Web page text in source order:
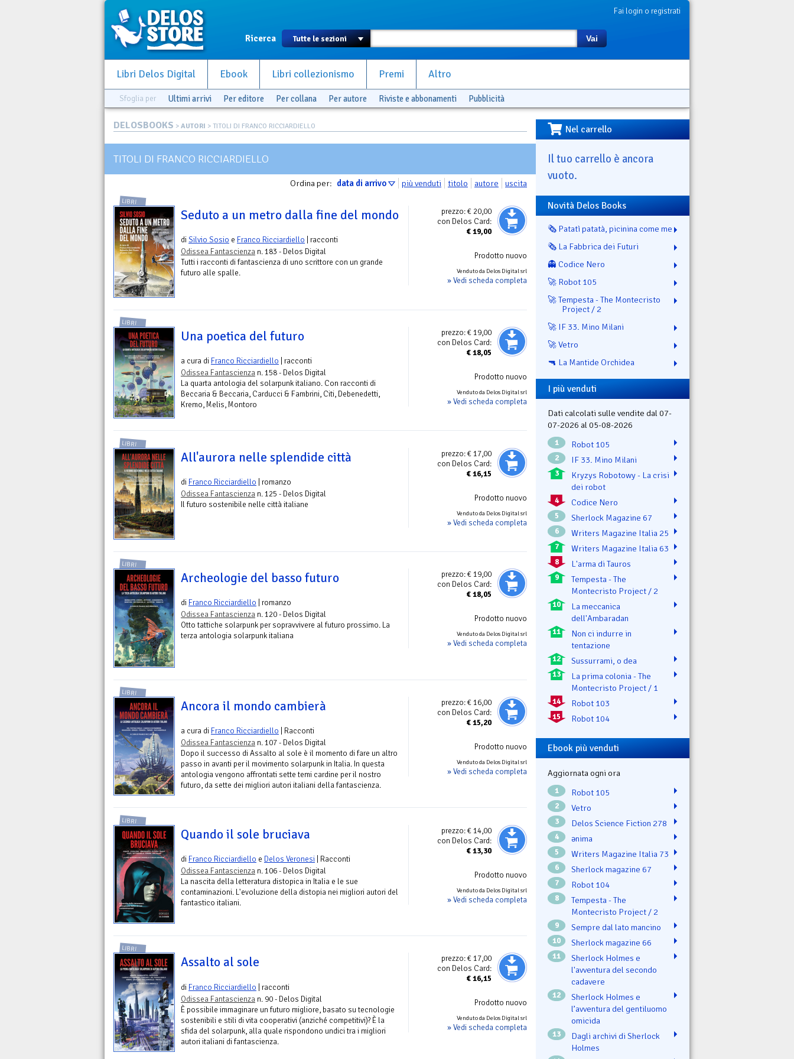
Fai login o registrati
Ricerca Vai
Libri Delos Digital Ebook Libri collezionismo Premi Altro
Sfoglia per Ultimi arrivi Per editore Per collana Per autore Riviste e abbonamenti Pubblicità
DELOSBOOKS > AUTORI > TITOLI DI FRANCO RICCIARDIELLO
TITOLI DI FRANCO RICCIARDIELLO
Ordina per: data di arrivo più venduti titolo autore uscita
prezzo:€ 20,00
con Delos Card:
€19,00
Prodotto nuovo
Venduto da Delos Digital srl
» Vedi scheda completa
LIBRI
Seduto a un metro dalla fine del mondo
diSilvio Sosio e Franco Ricciardiello | racconti
Odissea Fantascienza n. 183 - Delos Digital
Tutti i racconti di fantascienza di uno scrittore con un grande
futuro alle spalle.
prezzo:€ 19,00
con Delos Card:
€18,05
Prodotto nuovo
Venduto da Delos Digital srl
» Vedi scheda completa
LIBRI
Una poetica del futuro
a cura di Franco Ricciardiello | racconti
Odissea Fantascienza n. 158 - Delos Digital
La quarta antologia del solarpunk italiano. Con racconti di
Beccaria & Beccaria, Carducci & Fambrini, Citi, Debenedetti,
Kremo, Melis, Montoro
prezzo:€ 17,00
con Delos Card:
€16,15
Prodotto nuovo
Venduto da Delos Digital srl
» Vedi scheda completa
LIBRI
All'aurora nelle splendide città
di Franco Ricciardiello | romanzo
Odissea Fantascienza n. 125 - Delos Digital
Il futuro sostenibile nelle città italiane
prezzo:€ 19,00
con Delos Card:
€18,05
Prodotto nuovo
Venduto da Delos Digital srl
» Vedi scheda completa
LIBRI
Archeologie del basso futuro
di Franco Ricciardiello | romanzo
Odissea Fantascienza n. 120 - Delos Digital
Otto tattiche solarpunk per sopravvivere al futuro prossimo. La
terza antologia solarpunk italiana
prezzo:€ 16,00
con Delos Card:
€15,20
Prodotto nuovo
Venduto da Delos Digital srl
» Vedi scheda completa
LIBRI
Ancora il mondo cambierà
a cura di Franco Ricciardiello | Racconti
Odissea Fantascienza n. 107 - Delos Digital
Dopo il successo di Assalto al sole è il momento di fare un altro
passo in avanti per il movimento solarpunk in Italia. In questa
antologia vengono affrontati sette temi cardine per il nostro
futuro, da sette dei migliori autori italiani della fantascienza.
prezzo:€ 14,00
con Delos Card:
€13,30
Prodotto nuovo
Venduto da Delos Digital srl
» Vedi scheda completa
LIBRI
Quando il sole bruciava
di Franco Ricciardiello e Delos Veronesi | Racconti
Odissea Fantascienza n. 106 - Delos Digital
La nascita della letteratura distopica in Italia e le sue
contaminazioni. L'evoluzione della distopia nei migliori autori del
fantastico italiani.
prezzo:€ 17,00
con Delos Card:
€16,15
Prodotto nuovo
Venduto da Delos Digital srl
» Vedi scheda completa
LIBRI
Assalto al sole
di Franco Ricciardiello | racconti
Odissea Fantascienza n. 90 - Delos Digital
È possibile immaginare un futuro migliore, basato su tecnologie
sostenibili e stili di vita cooperativi (anziché competitivi)? È la
sfida del solarpunk, alla quale rispondono undici tra i migliori
autori italiani di fantascienza.
Nel carrello
Il tuo carrello è ancora
vuoto.
Novità Delos Books
🗞️ Patatì patatà, picinina come me
🗞️ La Fabbrica dei Futuri
👻 Codice Nero
🚀 Robot 105
🚀 Tempesta - The Montecristo
Project / 2
🚀 IF 33. Mino Milani
🚀 Vetro
🔫 La Mantide Orchidea
I più venduti
Dati calcolati sulle vendite dal 07-
07-2026 al 05-08-2026
1 Robot 105
2 IF 33. Mino Milani
3
Kryzys Robotowy - La crisi
dei robot
4 Codice Nero
5 Sherlock Magazine 67
6 Writers Magazine Italia 25
7 Writers Magazine Italia 63
8 L'arma di Tauros
9
Tempesta - The
Montecristo Project / 2
10
La meccanica
dell'Ambaradan
11
Non ci indurre in
tentazione
12 Sussurrami, o dea
13
La prima colonia - The
Montecristo Project / 1
14 Robot 103
15 Robot 104
Ebook più venduti
Aggiornata ogni ora
1 Robot 105
2 Vetro
3 Delos Science Fiction 278
4 ənima
5 Writers Magazine Italia 73
6 Sherlock magazine 67
7 Robot 104
8
Tempesta - The
Montecristo Project / 2
9 Sempre dal lato mancino
10 Sherlock magazine 66
11
Sherlock Holmes e
l'avventura del secondo
cadavere
12
Sherlock Holmes e
l’avventura del gentiluomo
omicida
13
Dagli archivi di Sherlock
Holmes